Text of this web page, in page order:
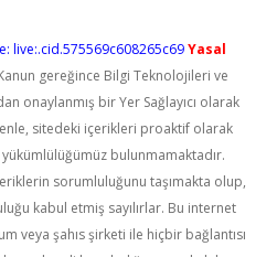
live:.cid.575569c608265c69Yasal
Kanun gereğince Bilgi Teknolojileri ve
onaylanmış bir Yer Sağlayıcı olarak
sitedeki içerikleri proaktif olarak
bulunmamaktadır.
sorumluluğunu taşımakta olup,
kabul etmiş sayılırlar. Bu internet
veya şahıs şirketi ile hiçbir bağlantısı